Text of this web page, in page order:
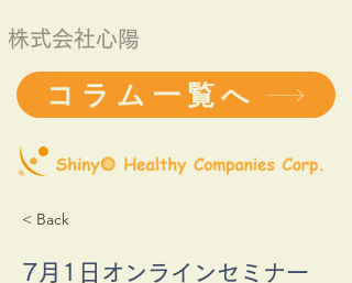
株式会社心陽
コラム一覧へ
< Back
7月1日オンラインセミナー